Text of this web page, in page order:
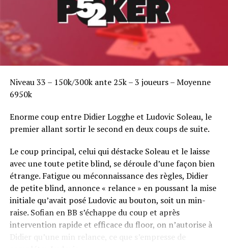
Niveau 33 – 150k/300k ante 25k – 3 joueurs – Moyenne
6950k
Enorme coup entre Didier Logghe et Ludovic Soleau, le
premier allant sortir le second en deux coups de suite.
Le coup principal, celui qui déstacke Soleau et le laisse
avec une toute petite blind, se déroule d’une façon bien
étrange. Fatigue ou méconnaissance des règles, Didier
de petite blind, annonce « relance » en poussant la mise
initiale qu’avait posé Ludovic au bouton, soit un min-
raise. Sofian en BB s’échappe du coup et après
intervention rapide et efficace du floor, on n’autorise à
Didier qu’une min relance, ce que s’empresse de